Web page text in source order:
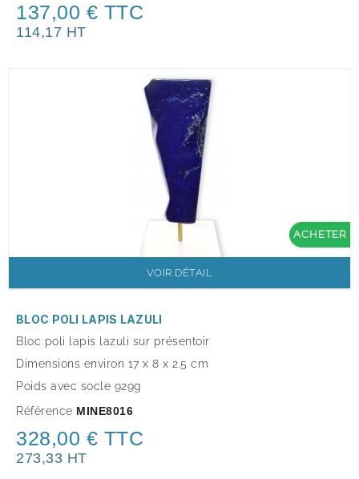
137,00 € TTC
114,17 HT
ACHETER
VOIR DÉTAIL
BLOC POLI LAPIS LAZULI
Bloc poli lapis lazuli sur présentoir
Dimensions environ 17 x 8 x 2.5 cm
Poids avec socle 929g
Référence MINE8016
328,00 € TTC
273,33 HT